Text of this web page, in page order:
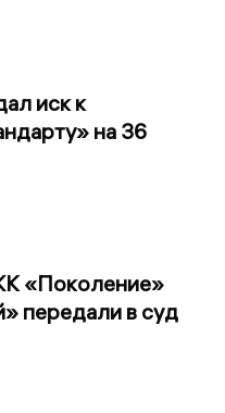
иск к
на 36
«Поколение»
передали в суд